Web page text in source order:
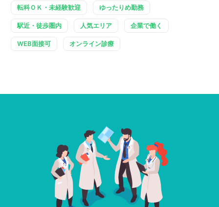
転科ＯＫ・未経験歓迎 ゆったりめ勤務
駅近・徒歩圏内 人気エリア 企業で働く
WEB面接可 オンライン診療